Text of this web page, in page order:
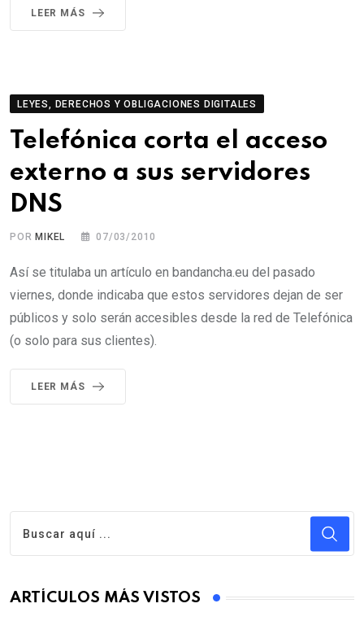
LEER MÁS
LEYES, DERECHOS Y OBLIGACIONES DIGITALES
Telefónica corta el acceso
externo a sus servidores
DNS
POR MIKEL 07/03/2010
Así se titulaba un artículo en bandancha.eu del pasado
viernes, donde indicaba que estos servidores dejan de ser
públicos y solo serán accesibles desde la red de Telefónica
(o solo para sus clientes).
LEER MÁS
ARTÍCULOS MÁS VISTOS